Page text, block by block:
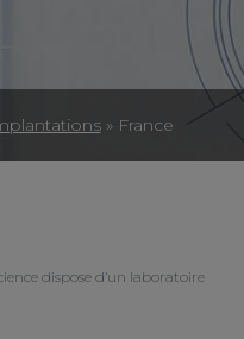
» France
dispose d’un laboratoire